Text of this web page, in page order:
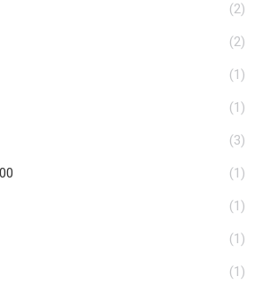
(2)
(2)
(1)
(1)
(3)
(1)
(1)
(1)
(1)